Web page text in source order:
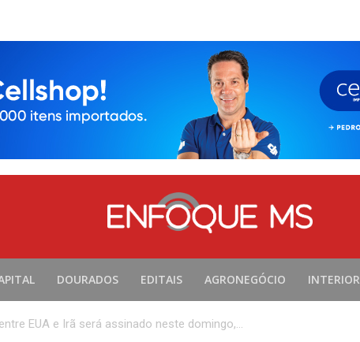
DOURADOS EDITAIS AGRONEGÓCIO INTERIOR
EUA e Irã será assinado neste domingo,...